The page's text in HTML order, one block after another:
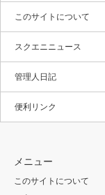
このサイトについて
スクエニニュース
管理人日記
便利リンク
メニュー
このサイトについて